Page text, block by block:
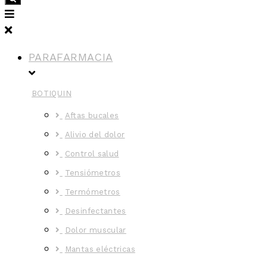
PARAFARMACIA
BOTIQUIN
Aftas bucales
Alivio del dolor
Control salud
Tensiómetros
Termómetros
Desinfectantes
Dolor muscular
Mantas eléctricas